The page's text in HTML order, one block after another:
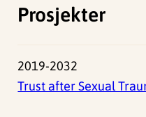
Prosjekter
2019-2032
Trust after Sexual